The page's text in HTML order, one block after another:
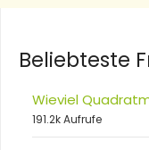
Beliebteste
Wieviel
191.2k Aufrufe